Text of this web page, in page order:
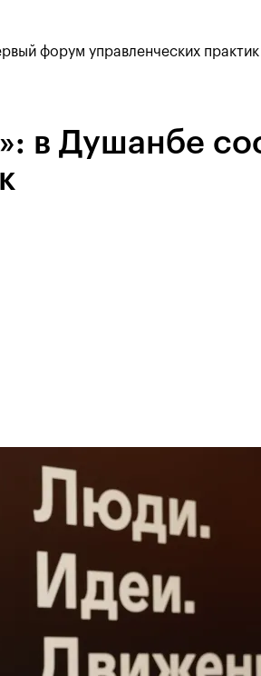
форум управленческих практик
в Душанбе